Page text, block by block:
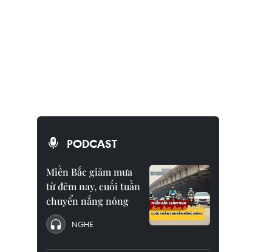
PODCAST
Miền Bắc giảm mưa
từ đêm nay, cuối tuần
chuyển nắng nóng
NGHE